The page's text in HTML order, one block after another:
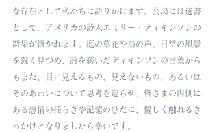
な存在として私たちに語りかけます。会場には選書
として、アメリカの詩人エミリー・ディキンソンの
詩集が置かれます。庭の草花や鳥の声、日常の風景
を鋭く見つめ、詩を紡いだディキンソンの言葉から
もまた、目に見えるもの、見えないもの、あるいは
そのあわいについて思考を巡らせ、皆さまの内側に
ある感情の揺らぎや記憶のひだに、優しく触れるき
っかけとなりましたら幸いです。